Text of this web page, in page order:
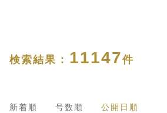
検索結果 : 11147件
新着順 号数順 公開日順